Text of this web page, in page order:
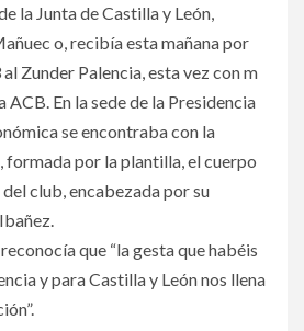
la Junta de Castilla y León,
o, recibía esta mañana por
Zunder Palencia, esta vez con m
ACB. En la sede de la Presidencia
se encontraba con la
formada por la plantilla, el cuerpo
club, encabezada por su
que “la gesta que habéis
y para Castilla y León nos llena